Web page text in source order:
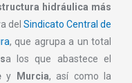
hidráulica más
del Sindicato Central de
, que agrupa a un total
a los que abastece el
y Murcia, así como la